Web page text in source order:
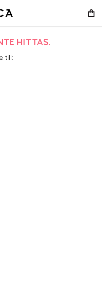
HITTAS.
till: